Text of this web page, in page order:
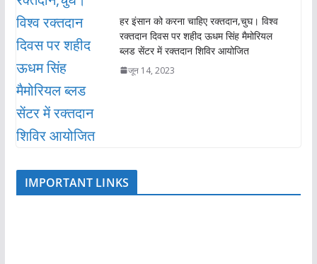
हर इंसान को करना चाहिए रक्तदान,चुघ। विश्व
रक्तदान दिवस पर शहीद ऊधम सिंह मैमोरियल
ब्लड सेंटर में रक्तदान शिविर आयोजित
जून 14, 2023
IMPORTANT LINKS